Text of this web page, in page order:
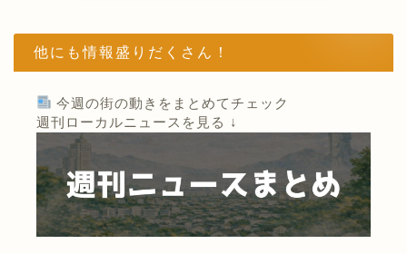
他にも情報盛りだくさん！
今週の街の動きをまとめてチェック
週刊ローカルニュースを見る ↓